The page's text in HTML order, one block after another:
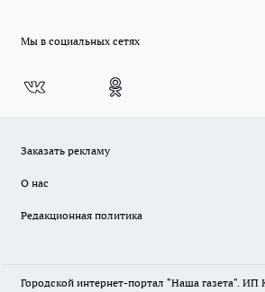
Мы в социальных сетях
Заказать рекламу
О нас
Редакционная политика
Городской интернет-портал "Наша газета". ИП